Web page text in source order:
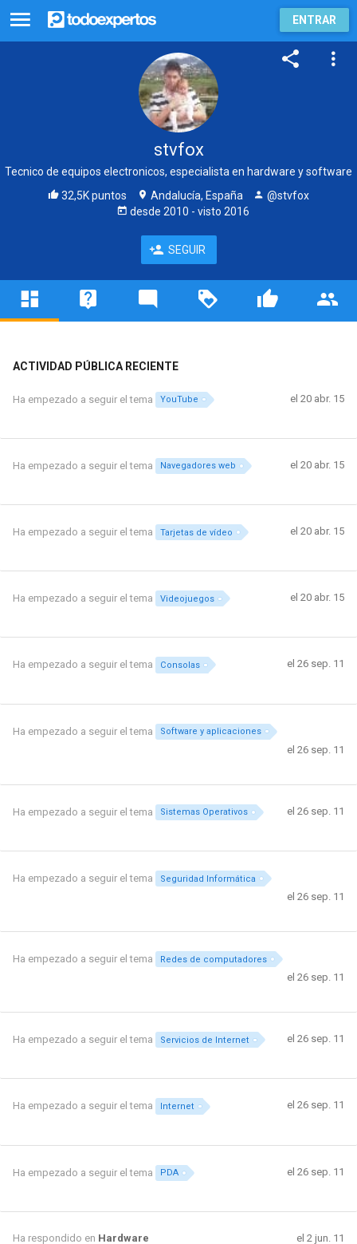
ENTRAR
stvfox
Tecnico de equipos electronicos, especialista en hardware y software
32,5K puntos
Andalucía, España
@stvfox
desde 2010 - visto 2016
SEGUIR
ACTIVIDAD PÚBLICA RECIENTE
Ha empezado a seguir el tema YouTube el 20 abr. 15
Ha empezado a seguir el tema Navegadores web el 20 abr. 15
Ha empezado a seguir el tema Tarjetas de vídeo el 20 abr. 15
Ha empezado a seguir el tema Videojuegos el 20 abr. 15
Ha empezado a seguir el tema Consolas el 26 sep. 11
Ha empezado a seguir el tema Software y aplicaciones
el 26 sep. 11
Ha empezado a seguir el tema Sistemas Operativos el 26 sep. 11
Ha empezado a seguir el tema Seguridad Informática
el 26 sep. 11
Ha empezado a seguir el tema Redes de computadores
el 26 sep. 11
Ha empezado a seguir el tema Servicios de Internet el 26 sep. 11
Ha empezado a seguir el tema Internet el 26 sep. 11
Ha empezado a seguir el tema PDA el 26 sep. 11
Ha respondido en Hardware el 2 jun. 11